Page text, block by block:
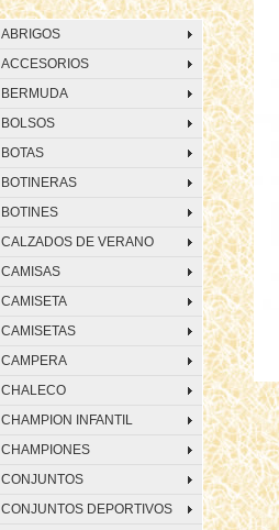
ABRIGOS
ACCESORIOS
BERMUDA
BOLSOS
BOTAS
BOTINERAS
BOTINES
CALZADOS DE VERANO
CAMISAS
CAMISETA
CAMISETAS
CAMPERA
CHALECO
CHAMPION INFANTIL
CHAMPIONES
CONJUNTOS
CONJUNTOS DEPORTIVOS